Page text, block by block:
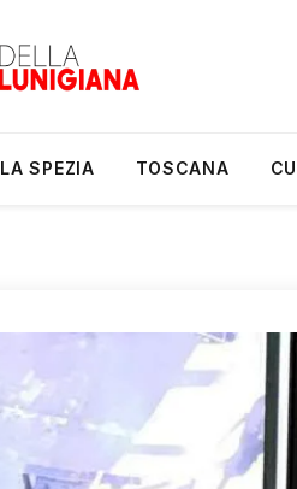
LA SPEZIA TOSCANA